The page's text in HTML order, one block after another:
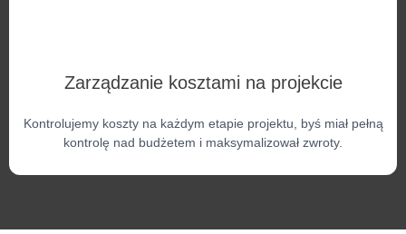
Zarządzanie kosztami na projekcie
Kontrolujemy koszty na każdym etapie projektu, byś miał pełną
kontrolę nad budżetem i maksymalizował zwroty.